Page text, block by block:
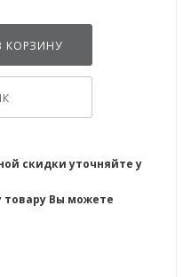
КОРЗИНУ
скидки уточняйте у
Вы можете